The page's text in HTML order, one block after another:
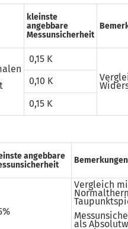
kleinste
angebbare
Messunsicherheit
0,15 K
0,10 K
0,15 K
angebbare
Bemerkungen
Vergleich
als